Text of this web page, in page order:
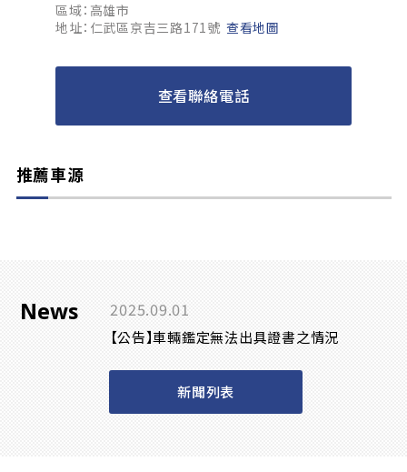
區域：高雄市
地址：仁武區京吉三路171號 查看地圖
查看聯絡電話
推薦車源
News 2025.09.01
【公告】車輛鑑定無法出具證書之情況
新聞列表